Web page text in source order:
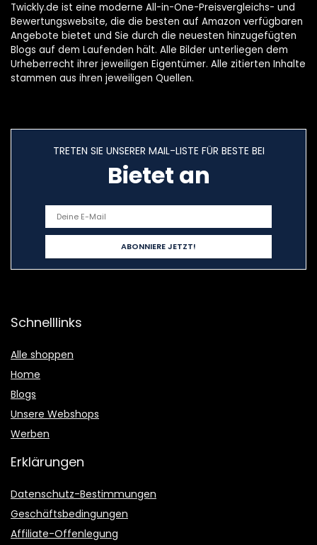
Twickly.de ist eine moderne All-in-One-Preisvergleichs- und
Bewertungswebsite, die die besten auf Amazon verfügbaren
Angebote bietet und Sie durch die neuesten hinzugefügten
Blogs auf dem Laufenden hält. Alle Bilder unterliegen dem
Urheberrecht ihrer jeweiligen Eigentümer. Alle zitierten Inhalte
stammen aus ihren jeweiligen Quellen.
TRETEN SIE UNSERER MAIL-LISTE FÜR BESTE BEI
Bietet an
Schnelllinks
Alle shoppen
Home
Blogs
Unsere Webshops
Werben
Erklärungen
Datenschutz-Bestimmungen
Geschäftsbedingungen
Affiliate-Offenlegung